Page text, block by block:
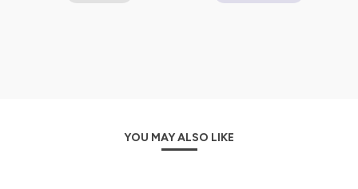
YOU MAY ALSO LIKE